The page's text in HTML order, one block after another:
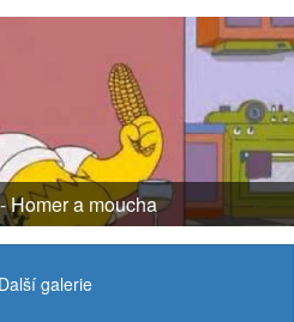
Homer a moucha
galerie